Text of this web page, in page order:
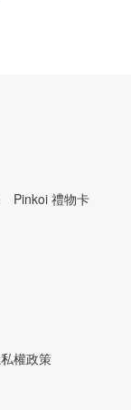
Pinkoi 禮物卡
權政策